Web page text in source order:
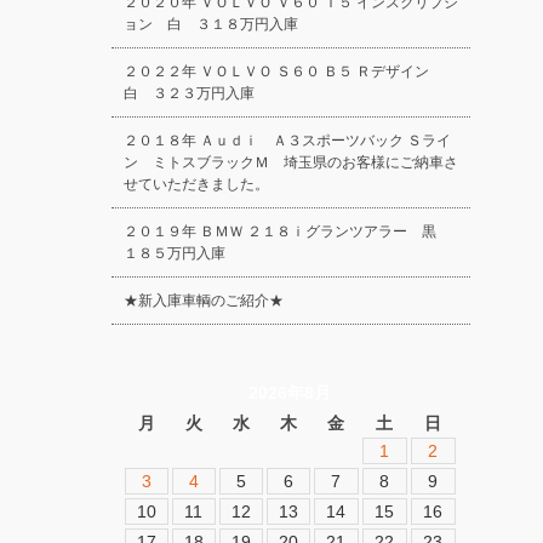
ョン 白 ３１８万円入庫
２０２２年 ＶＯＬＶＯ Ｓ６０ Ｂ５ Ｒデザイン
白 ３２３万円入庫
２０１８年 Ａｕｄｉ Ａ３スポーツバック Ｓライ
ン ミトスブラックＭ 埼玉県のお客様にご納車さ
せていただきました。
２０１９年 ＢＭＷ ２１８ｉグランツアラー 黒
１８５万円入庫
★新入庫車輌のご紹介★
月
火 水 木 金 土
日
1
2
3
4 5 6 7 8
9
10
11 12 13 14 15
16